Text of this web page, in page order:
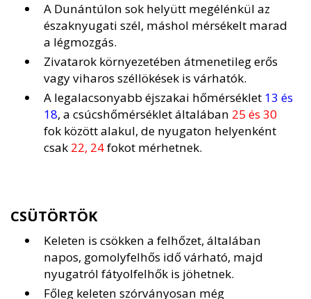
A Dunántúlon sok helyütt megélénkül az
északnyugati szél, máshol mérsékelt marad
a légmozgás.
Zivatarok környezetében átmenetileg erős
vagy viharos széllökések is várhatók.
A legalacsonyabb éjszakai hőmérséklet 13 és
18, a csúcshőmérséklet általában 25 és 30
fok között alakul, de nyugaton helyenként
csak 22, 24fokot mérhetnek.
CSÜTÖRTÖK
Keleten is csökken a felhőzet, általában
napos, gomolyfelhős idő várható, majd
nyugatról fátyolfelhők is jöhetnek.
Főleg keleten szórványosan még